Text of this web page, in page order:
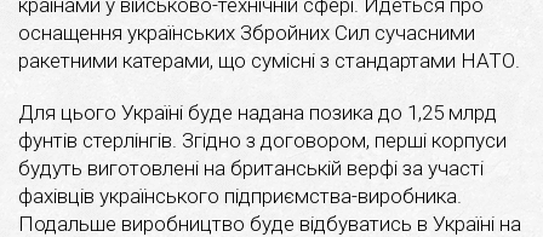
оснащення українських Збройних Сил сучасними
ракетними катерами, що сумісні з стандартами НАТО.
Для цього Україні буде надана позика до 1,25 млрд
фунтів стерлінгів. Згідно з договором, перші корпуси
будуть виготовлені на британській верфі за участі
фахівців українського підприємства-виробника.
Подальше виробництво буде відбуватись в Україні на